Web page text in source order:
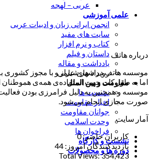
عربی – لهجه
علمی آموزشی
انجمن ایرانی زبان و ادبیات عربی
سایت های مفید
کتاب و نرم افزار
داستان و فیلم
یادداشت و مقاله
رویداد های علمی
مقاومت و بین الملل
نشست ها
اخبار مقاومت
جوانان مقاومت
وحدت اسلامی
فراخوان ها
نشست و کارگاه
دوره ها و محصولات
درباره هاتف
موسسه هاتف در شهر شیراز و با مجوز کشوری
اما به طور کلی جهت استفاده‌ی همه‌ی
موسسه و همچنین به دلیل فرامرزی بودن
صورت مجازی انجام می‌شود.
آمار سایت
کاربران حاضر:0
بازدیدکنندگان امروز: 44
Total Views:354,423